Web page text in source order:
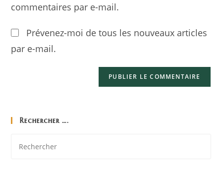
commentaires par e-mail.
Prévenez-moi de tous les nouveaux articles
par e-mail.
Rechercher ….